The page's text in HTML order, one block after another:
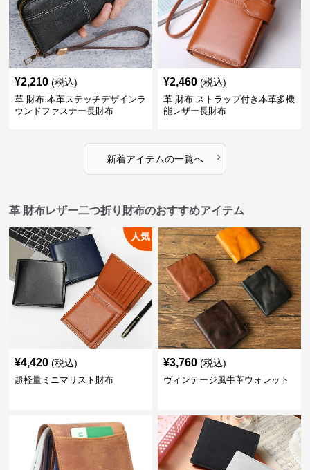
¥2,210 (税込)
革 財布 本革ステッチデザインラ
ウンドファスナー長財布
¥2,460 (税込)
革 財布 ストラップ付き本革多機
能レザー長財布
新着アイテムの一覧へ ›
革 財布レザー二つ折り財布のおすすめアイテム
人気
¥4,420 (税込)
超軽量ミニマリスト財布
¥3,760 (税込)
ヴィンテージ風牛革ウォレット